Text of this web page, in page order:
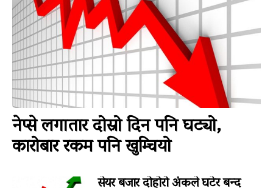
नेप्से लगातार दोस्रो दिन पनि घट्यो,
कारोबार रकम पनि खुम्चियो